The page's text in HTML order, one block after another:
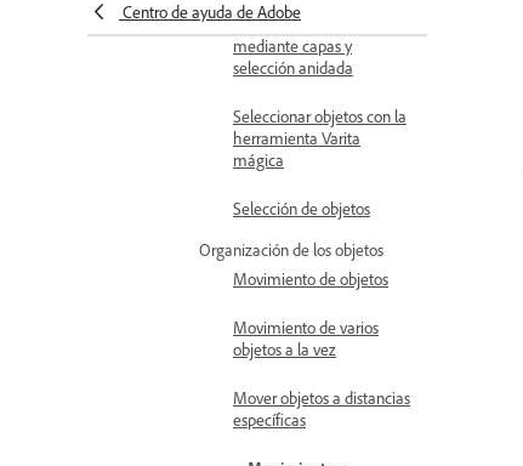
Centro de ayuda de Adobe
Seleccionar objetos
mediante capas y
selección anidada
Seleccionar objetos con la
herramienta Varita
mágica
Selección de objetos
Organización de los objetos
Movimiento de objetos
Movimiento de varios
objetos a la vez
Mover objetos a distancias
específicas